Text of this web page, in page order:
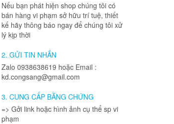
Nếu bạn phát hiện shop chúng tôi có
bán hàng vi phạm sở hữu trí tuệ, thiết
kế hãy thông báo ngay để chúng tôi xử
lý kịp thời
2. GỬI TIN NHẮN
Zalo 0938638619 hoặc Email :
kd.congsang@gmail.com
3. CUNG CẤP BẰNG CHỨNG
=> Gởi link hoặc hình ảnh cụ thể sp vi
phạm